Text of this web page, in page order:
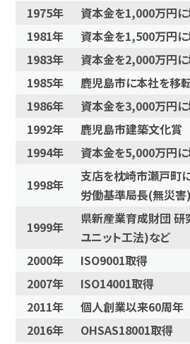
1975年
資本金を1,000万円
1981年
資本金を1,500万円
1983年
資本金を2,000万円
1985年
鹿児島市に本社を移
1986年
資本金を3,000万円
1992年
鹿児島市建築文化賞
1994年
資本金を5,000万円
1998年
支店を枕崎市瀬戸町
労働基準局長(無災
1999年
県新産業育成財団 研
ユニット工法)など
2000年
ISO9001取得
2007年
ISO14001取得
2011年
個人創業以来60周年
2016年
OHSAS18001取得